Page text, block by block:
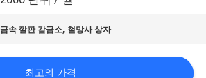
금속 깔판 감금소, 철망사 상자
최고의 가격